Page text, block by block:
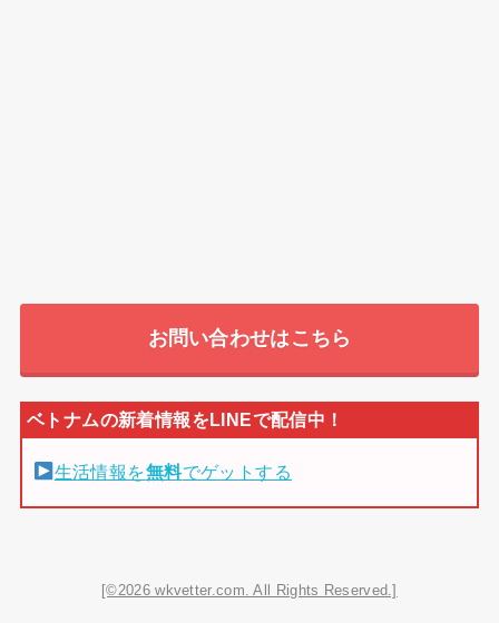
お問い合わせはこちら
生活情報を無料でゲットする
[©2026 wkvetter.com. All Rights Reserved.]